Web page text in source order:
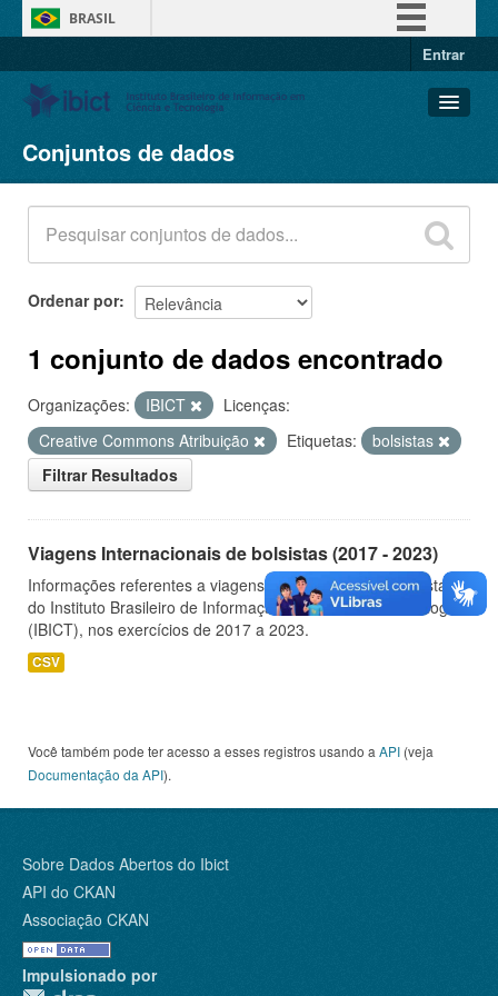
BRASIL
Entrar
Conjuntos de dados
Organizações
Grupos
Sobre
Conjuntos de dados
Ordenar por
1 conjunto de dados encontrado
Organizações: IBICT
Licenças:
Creative Commons Atribuição
Etiquetas:
bolsistas
Filtrar Resultados
Viagens Internacionais de bolsistas (2017 - 2023)
Informações referentes a viagens internacionais de bolsistas
do Instituto Brasileiro de Informação em Ciência e Tecnologia
(IBICT), nos exercícios de 2017 a 2023.
CSV
Você também pode ter acesso a esses registros usando a API (veja
Documentação da API).
Sobre Dados Abertos do Ibict
API do CKAN
Associação CKAN
Impulsionado por